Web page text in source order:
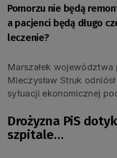
Pomorzu nie będą
a pacjenci będą długo
leczenie?
Marszałek województwa
Mieczysław Struk
sytuacji ekonomicznej
Drożyzna PiS
szpitale…